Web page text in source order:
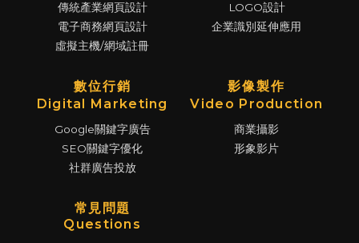
傳統產業網頁設計
電子商務網頁設計
虛擬主機/網域註冊
LOGO設計
企業識別延伸應用
數位行銷
Digital Marketing
Google關鍵字廣告
SEO關鍵字優化
社群廣告投放
影像製作
Video Production
商業攝影
形象影片
常見問題
Questions